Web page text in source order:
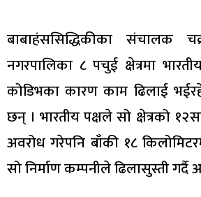
बाबाहंससिद्धिकीका संचालक
नगरपालिका ८ पचुई क्षेत्रमा
कोडिभका कारण काम ढिलाई
छन् । भारतीय पक्षले सो क्षेत्रको
अवरोध गरेपनि बाँकी १८
सो निर्माण कम्पनीले ढिलासुस्ती